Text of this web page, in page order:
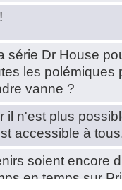
série Dr House
les polémiques
vanne ?
il n'est plus
accessible à
soient encore
en temps sur